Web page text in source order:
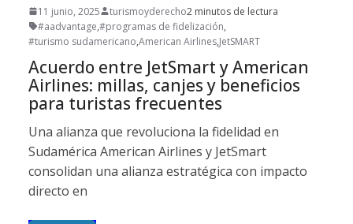
11 junio, 2025 turismoyderecho2 minutos de lectura
#aadvantage,#programas de fidelización,
#turismo sudamericano,American Airlines,JetSMART
Acuerdo entre JetSmart y American
Airlines: millas, canjes y beneficios
para turistas frecuentes
Una alianza que revoluciona la fidelidad en
Sudamérica American Airlines y JetSmart
consolidan una alianza estratégica con impacto
directo en